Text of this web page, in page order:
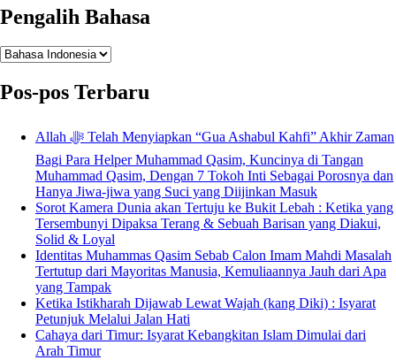
Pengalih Bahasa
Pengalih
Pos-pos Terbaru
Allah ﷻ Telah Menyiapkan “Gua Ashabul Kahfi” Akhir Zaman
Bagi Para Helper Muhammad Qasim, Kuncinya di Tangan
Muhammad Qasim, Dengan 7 Tokoh Inti Sebagai Porosnya dan
Hanya Jiwa-jiwa yang Suci yang Diijinkan Masuk
Sorot Kamera Dunia akan Tertuju ke Bukit Lebah : Ketika yang
Tersembunyi Dipaksa Terang & Sebuah Barisan yang Diakui,
Solid & Loyal
Identitas Muhammas Qasim Sebab Calon Imam Mahdi Masalah
Tertutup dari Mayoritas Manusia, Kemuliaannya Jauh dari Apa
yang Tampak
Ketika Istikharah Dijawab Lewat Wajah (kang Diki) : Isyarat
Petunjuk Melalui Jalan Hati
Cahaya dari Timur: Isyarat Kebangkitan Islam Dimulai dari
Arah Timur